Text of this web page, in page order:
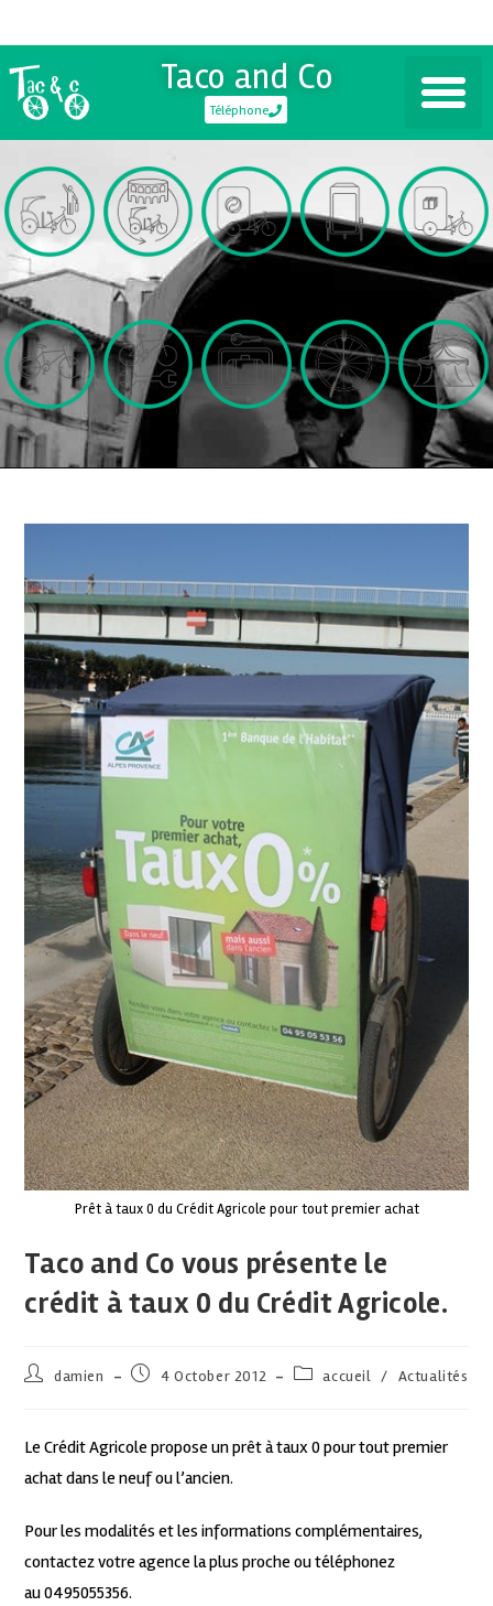
Taco and Co
Téléphone
Prêt à taux 0 du Crédit Agricole pour tout premier achat
Taco and Co vous présente le
crédit à taux 0 du Crédit Agricole.
damien 4 October 2012 accueil / Actualités
Le Crédit Agricole propose un prêt à taux 0 pour tout premier
achat dans le neuf ou l’ancien.
Pour les modalités et les informations complémentaires,
contactez votre agence la plus proche ou téléphonez
au 0495055356.